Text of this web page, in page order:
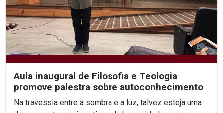
Aula inaugural de Filosofia e Teologia
promove palestra sobre autoconhecimento
Na travessia entre a sombra e a luz, talvez esteja uma